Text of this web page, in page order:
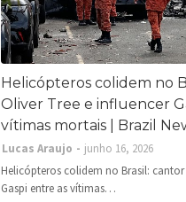
Helicópteros colidem no
Oliver Tree e influencer
vítimas mortais | Brazil
Lucas Araujo
junho 16, 2026
Helicópteros colidem no Brasil: cantor
Gaspi entre as vítimas…